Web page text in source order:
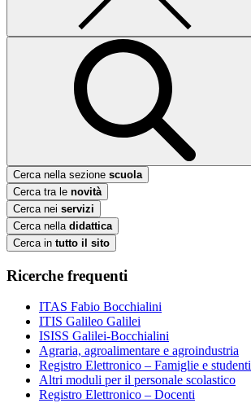
Cerca nella sezione scuola
Cerca tra le novità
Cerca nei servizi
Cerca nella didattica
Cerca in tutto il sito
Ricerche frequenti
ITAS Fabio Bocchialini
ITIS Galileo Galilei
ISISS Galilei-Bocchialini
Agraria, agroalimentare e agroindustria
Registro Elettronico – Famiglie e studenti
Altri moduli per il personale scolastico
Registro Elettronico – Docenti